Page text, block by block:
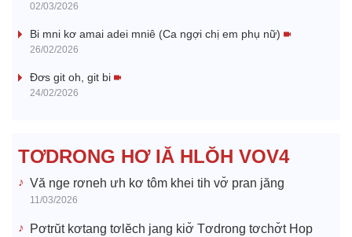
V
e
o
02/03/2026
Bi mni kơ amai adei mniê (Ca ngợi chị em phụ nữ)
26/02/2026
Đơs git oh, git bi
24/02/2026
TƠDRONG HƠ IĂ HLŎH VOV4
Vă nge rơneh ưh kơ tôm khei tih vơ̆ pran jăng
11/03/2026
Pơtrŭt kơtang tơlĕch jang kiơ̆ Tơdrong tơchơ̆t Hop